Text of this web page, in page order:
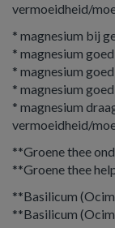
vermoeidheid/
* magnesium bij
* magnesium
* magnesium
* magnesium
* magnesium
vermoeidheid/
**Groene thee
**Groene thee
**Basilicum
**Basilicum